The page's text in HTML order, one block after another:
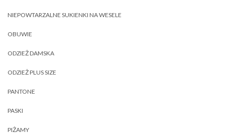
NIEPOWTARZALNE SUKIENKI NA WESELE
OBUWIE
ODZIEŻ DAMSKA
ODZIEŻ PLUS SIZE
PANTONE
PASKI
PIŻAMY